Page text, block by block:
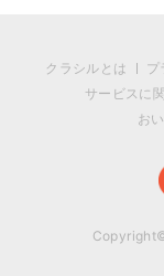
クラシルとは プ
サービスに
お